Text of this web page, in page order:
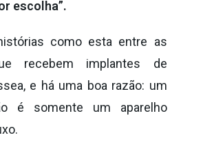
escolha”.
como esta entre as
recebem implantes de
e há uma boa razão: um
é somente um aparelho